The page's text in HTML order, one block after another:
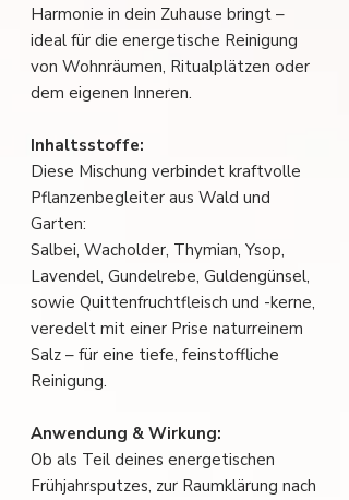
Harmonie in dein Zuhause bringt –
ideal für die energetische Reinigung
von Wohnräumen, Ritualplätzen oder
dem eigenen Inneren.
Inhaltsstoffe:
Diese Mischung verbindet kraftvolle
Pflanzenbegleiter aus Wald und
Garten:
Salbei, Wacholder, Thymian, Ysop,
Lavendel, Gundelrebe, Guldengünsel,
sowie Quittenfruchtfleisch und -kerne,
veredelt mit einer Prise naturreinem
Salz – für eine tiefe, feinstoffliche
Reinigung.
Anwendung & Wirkung:
Ob als Teil deines energetischen
Frühjahrsputzes, zur Raumklärung nach